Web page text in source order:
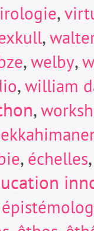
,
,
,welby,
,william
,
, échelles